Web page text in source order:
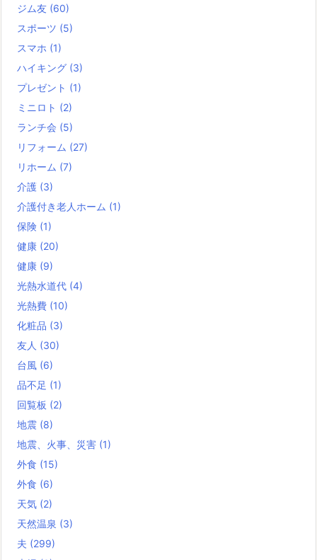
ジム友 (60)
スポーツ (5)
スマホ (1)
ハイキング (3)
プレゼント (1)
ミニロト (2)
ランチ会 (5)
リフォーム (27)
リホーム (7)
介護 (3)
介護付き老人ホーム (1)
保険 (1)
健康 (20)
健康 (9)
光熱水道代 (4)
光熱費 (10)
化粧品 (3)
友人 (30)
台風 (6)
品不足 (1)
回覧板 (2)
地震 (8)
地震、火事、災害 (1)
外食 (15)
外食 (6)
天気 (2)
天然温泉 (3)
夫 (299)